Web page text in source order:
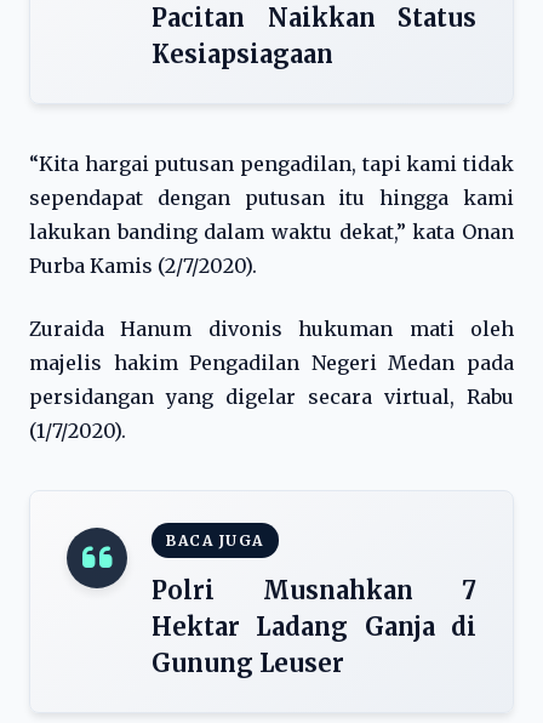
Pacitan Naikkan Status
Kesiapsiagaan
“Kita hargai putusan pengadilan, tapi kami tidak
sependapat dengan putusan itu hingga kami
lakukan banding dalam waktu dekat,” kata Onan
Purba Kamis (2/7/2020).
Zuraida Hanum divonis hukuman mati oleh
majelis hakim Pengadilan Negeri Medan pada
persidangan yang digelar secara virtual, Rabu
(1/7/2020).
BACA JUGA
Polri Musnahkan 7
Hektar Ladang Ganja di
Gunung Leuser